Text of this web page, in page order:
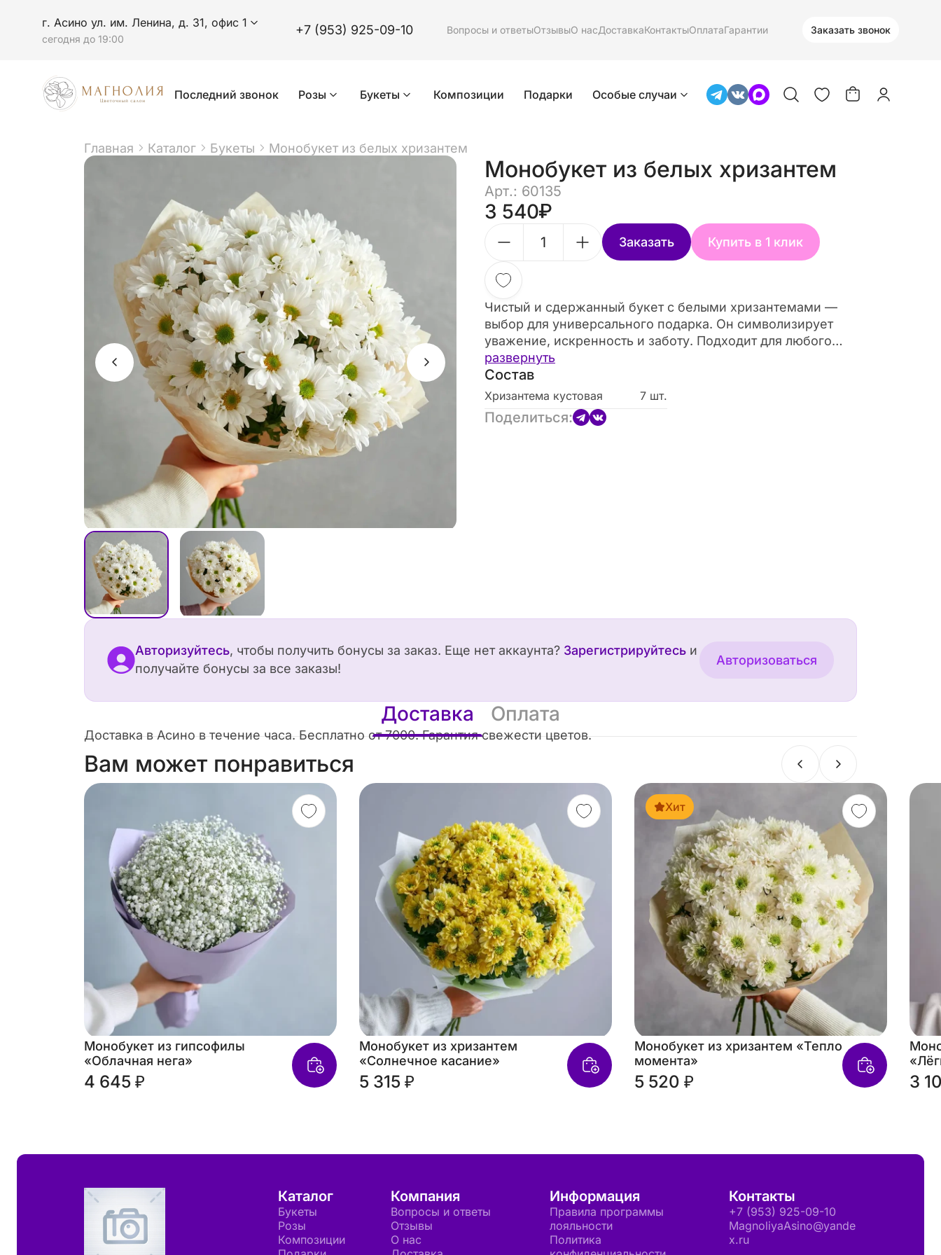
г. Асино ул. им. Ленина, д. 31, офис 1
сегодня до 19:00
+7 (953) 925-09-10 Вопросы и ответыОтзывыО насДоставкаКонтактыОплатаГарантии Заказать звонок
Последний звонок Розы Букеты Композиции Подарки Особые случаи
Главная Каталог Букеты Монобукет из белых хризантем
Монобукет из белых хризантем
Арт.: 60135
3 540
Заказать Купить в 1 клик
Чистый и сдержанный букет с белыми хризантемами —
выбор для универсального подарка. Он символизирует
уважение, искренность и заботу. Подходит для любого
повода: от благодарности до делового поздравления.
развернуть
Состав
Хризантема кустовая 7 шт.
Поделиться:
Авторизуйтесь, чтобы получить бонусы за заказ. Еще нет аккаунта? Зарегистрируйтесь и
получайте бонусы за все заказы!
Авторизоваться
Доставка Оплата
Доставка в Асино в течение часа. Бесплатно от 7000. Гарантия свежести цветов.
Вам может понравиться
Монобукет из гипсофилы
«Облачная нега»
4 645 ₽
Монобукет из хризантем
«Солнечное касание»
5 315 ₽
Хит
Монобукет из хризантем «Тепло
момента»
5 520 ₽ 3
Каталог
Букеты
Розы
Композиции
Компания
Вопросы и ответы
Отзывы
О нас
Информация
Правила программы
лояльности
Политика
Контакты
+7 (953) 925-09-10
MagnoliyaAsino@yande
x.ru